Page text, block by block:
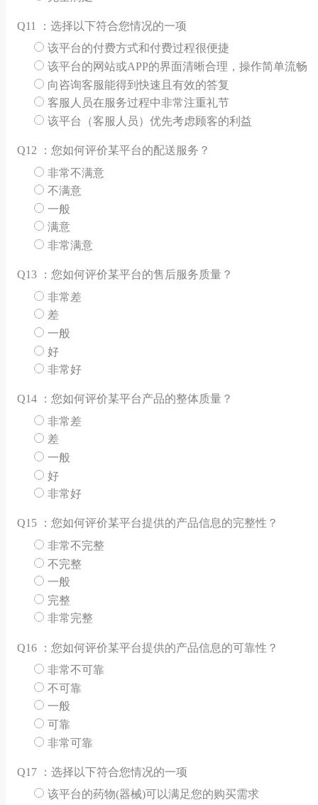
Q11 ：选择以下符合您情况的一项
该平台的付费方式和付费过程很便捷
该平台的网站或APP的界面清晰合理，操作简单流畅
向咨询客服能得到快速且有效的答复
客服人员在服务过程中非常注重礼节
该平台（客服人员）优先考虑顾客的利益
Q12 ：您如何评价某平台的配送服务？
非常不满意
不满意
一般
满意
非常满意
Q13 ：您如何评价某平台的售后服务质量？
非常差
差
一般
好
非常好
Q14 ：您如何评价某平台产品的整体质量？
非常差
差
一般
好
非常好
Q15 ：您如何评价某平台提供的产品信息的完整性？
非常不完整
不完整
一般
完整
非常完整
Q16 ：您如何评价某平台提供的产品信息的可靠性？
非常不可靠
不可靠
一般
可靠
非常可靠
Q17 ：选择以下符合您情况的一项
该平台的药物(器械)可以满足您的购买需求